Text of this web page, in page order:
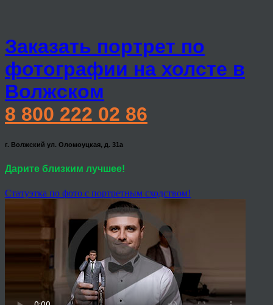
Заказать портрет по
фотографии на холсте в
Волжском
8 800 222 02 86
г. Волжский ул. Оломоуцкая, д. 31а
Дарите близким лучшее!
Статуэтка по фото с портретным сходством!